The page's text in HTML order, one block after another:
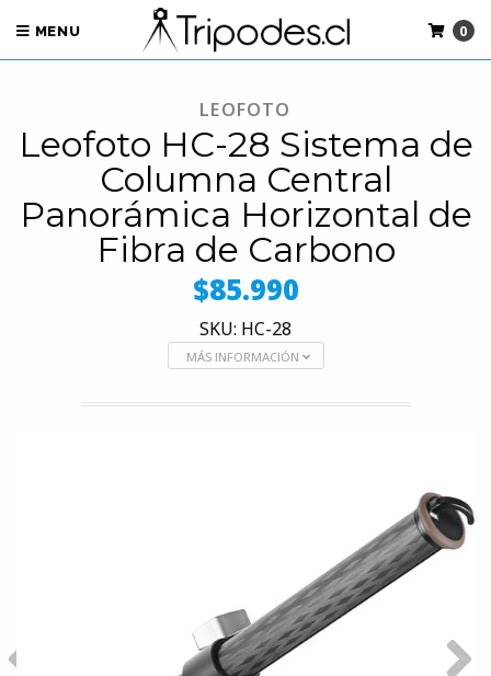
MENU 0
LEOFOTO
Leofoto HC-28 Sistema de
Columna Central
Panorámica Horizontal de
Fibra de Carbono
$85.990
SKU: HC-28
MÁS INFORMACIÓN